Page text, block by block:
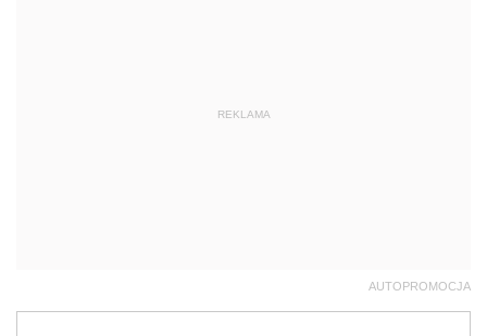
REKLAMA
AUTOPROMOCJA